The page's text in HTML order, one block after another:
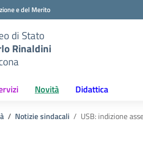
e del Merito
di Stato
Rinaldini
Novità Didattica
Notizie sindacali USB: indizione